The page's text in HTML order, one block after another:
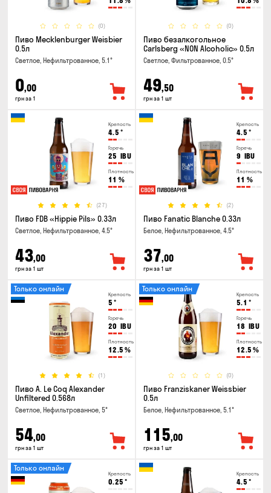
(0)
Пиво Mecklenburger Weisbier
0.5л
Светлое, Нефильтрованное, 5.1°
0,00
грн за 1
(0)
Пиво безалкогольное
Carlsberg «NON Alcoholic» 0.5л
Светлое, Фильтрованное, 0.5°
49,50
грн за 1 шт
Крепость
4.5 °
Горечь
25 IBU
Плотность
11 %
(27)
Пиво FDB «Hippie Pils» 0.33л
Светлое, Нефильтрованное, 4.5°
43,00
грн за 1 шт
Крепость
4.5 °
Горечь
9 IBU
Плотность
11 %
(2)
Пиво Fanatic Blanche 0.33л
Белое, Нефильтрованное, 4.5°
37,00
грн за 1 шт
Крепость
5 °
Горечь
20 IBU
Плотность
12.5 %
(1)
Только онлайн
Пиво A. Le Coq Alexander
Unfiltered 0.568л
Светлое, Нефильтрованное, 5°
54,00
грн за 1 шт
Крепость
5.1 °
Горечь
18 IBU
Плотность
12.5 %
(0)
Только онлайн
Пиво Franziskaner Weissbier
0.5л
Белое, Нефильтрованное, 5.1°
115,00
грн за 1 шт
Крепость
0.25 °
Только онлайн
Крепость
4.5 °